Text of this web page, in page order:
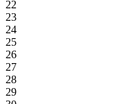
22
23
24
25
26
27
28
29